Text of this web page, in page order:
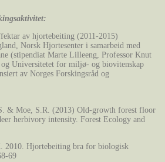
av hjortebeiting (2011-2015)
Norsk Hjortesenter i samarbeid med
(stipendiat Marte Lilleeng, Professor Knut
Universitetet for miljø- og biovitenskap
av Norges Forskingsråd og
& Moe, S.R. (2013) Old-growth forest floor
herbivory intensity. Forest Ecology and
2010. Hjortebeiting bra for biologisk
69